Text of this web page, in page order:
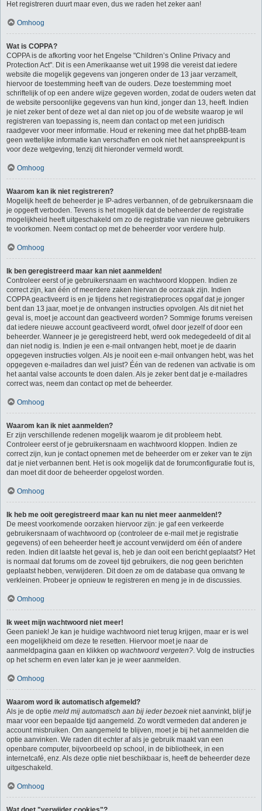
Het registreren duurt maar even, dus we raden het zeker aan!
Omhoog
Wat is COPPA?
COPPA is de afkorting voor het Engelse "Children’s Online Privacy and
Protection Act". Dit is een Amerikaanse wet uit 1998 die vereist dat iedere
website die mogelijk gegevens van jongeren onder de 13 jaar verzamelt,
hiervoor de toestemming heeft van de ouders. Deze toestemming moet
schriftelijk of op een andere wijze gegeven worden, zodat de ouders weten dat
de website persoonlijke gegevens van hun kind, jonger dan 13, heeft. Indien
je niet zeker bent of deze wet al dan niet op jou of de website waarop je wil
registreren van toepassing is, neem dan contact op met een juridisch
raadgever voor meer informatie. Houd er rekening mee dat het phpBB-team
geen wettelijke informatie kan verschaffen en ook niet het aanspreekpunt is
voor deze wetgeving, tenzij dit hieronder vermeld wordt.
Omhoog
Waarom kan ik niet registreren?
Mogelijk heeft de beheerder je IP-adres verbannen, of de gebruikersnaam die
je opgeeft verboden. Tevens is het mogelijk dat de beheerder de registratie
mogelijkheid heeft uitgeschakeld om zo de registratie van nieuwe gebruikers
te voorkomen. Neem contact op met de beheerder voor verdere hulp.
Omhoog
Ik ben geregistreerd maar kan niet aanmelden!
Controleer eerst of je gebruikersnaam en wachtwoord kloppen. Indien ze
correct zijn, kan één of meerdere zaken hiervan de oorzaak zijn. Indien
COPPA geactiveerd is en je tijdens het registratieproces opgaf dat je jonger
bent dan 13 jaar, moet je de ontvangen instructies opvolgen. Als dit niet het
geval is, moet je account dan geactiveerd worden? Sommige forums vereisen
dat iedere nieuwe account geactiveerd wordt, ofwel door jezelf of door een
beheerder. Wanneer je je geregistreerd hebt, werd ook medegedeeld of dit al
dan niet nodig is. Indien je een e-mail ontvangen hebt, moet je de daarin
opgegeven instructies volgen. Als je nooit een e-mail ontvangen hebt, was het
opgegeven e-mailadres dan wel juist? Één van de redenen van activatie is om
het aantal valse accounts te doen dalen. Als je zeker bent dat je e-mailadres
correct was, neem dan contact op met de beheerder.
Omhoog
Waarom kan ik niet aanmelden?
Er zijn verschillende redenen mogelijk waarom je dit probleem hebt.
Controleer eerst of je gebruikersnaam en wachtwoord kloppen. Indien ze
correct zijn, kun je contact opnemen met de beheerder om er zeker van te zijn
dat je niet verbannen bent. Het is ook mogelijk dat de forumconfiguratie fout is,
dan moet dit door de beheerder opgelost worden.
Omhoog
Ik heb me ooit geregistreerd maar kan nu niet meer aanmelden!?
De meest voorkomende oorzaken hiervoor zijn: je gaf een verkeerde
gebruikersnaam of wachtwoord op (controleer de e-mail met je registratie
gegevens) of een beheerder heeft je account verwijderd om één of andere
reden. Indien dit laatste het geval is, heb je dan ooit een bericht geplaatst? Het
is normaal dat forums om de zoveel tijd gebruikers, die nog geen berichten
geplaatst hebben, verwijderen. Dit doen ze om de database qua omvang te
verkleinen. Probeer je opnieuw te registreren en meng je in de discussies.
Omhoog
Ik weet mijn wachtwoord niet meer!
Geen paniek! Je kan je huidige wachtwoord niet terug krijgen, maar er is wel
een mogelijkheid om deze te resetten. Hiervoor moet je naar de
aanmeldpagina gaan en klikken op wachtwoord vergeten?. Volg de instructies
op het scherm en even later kan je je weer aanmelden.
Omhoog
Waarom word ik automatisch afgemeld?
Als je de optie meld mij automatisch aan bij ieder bezoek niet aanvinkt, blijf je
maar voor een bepaalde tijd aangemeld. Zo wordt vermeden dat anderen je
account misbruiken. Om aangemeld te blijven, moet je bij het aanmelden die
optie aanvinken. We raden dit echter af als je gebruik maakt van een
openbare computer, bijvoorbeeld op school, in de bibliotheek, in een
internetcafé, enz. Als deze optie niet beschikbaar is, heeft de beheerder deze
uitgeschakeld.
Omhoog